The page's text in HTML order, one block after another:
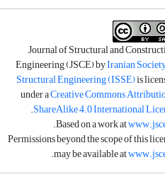
Journal of Structural and
Engineering (JSCE) byIranian
Structural Engineering (ISSE)is
under aCreative Commons
ShareAlike 4.0 International
.
Based on a work at
.
Permissions beyond the scope of this
may be available at
.